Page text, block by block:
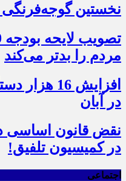
نخستین گوجه‌فرنگی
مردم را بدتر می‌کند
افزایش 16
در آبان
نقض قانون اساسی
در کمیسیون تلفیق!
اجتماعی